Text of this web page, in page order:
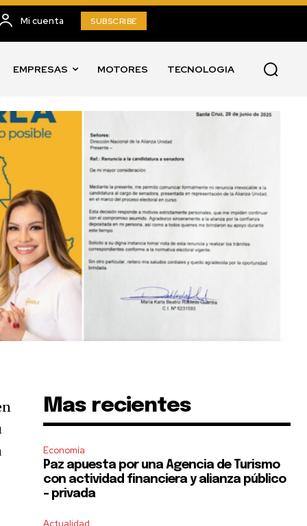
Mi cuenta SUBSCRIBE
EMPRESAS MOTORES TECNOLOGIA
Mas recientes
Economía
Paz apuesta por una Agencia de Turismo
con actividad financiera y alianza público
– privada